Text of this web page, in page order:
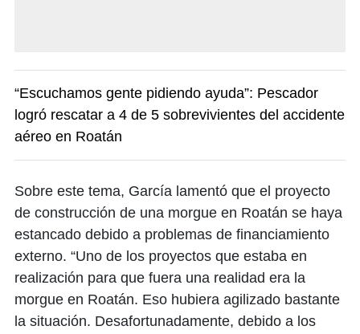
“Escuchamos gente pidiendo ayuda”: Pescador
logró rescatar a 4 de 5 sobrevivientes del accidente
aéreo en Roatán
Sobre este tema, García lamentó que el proyecto
de construcción de una morgue en Roatán se haya
estancado debido a problemas de financiamiento
externo. “Uno de los proyectos que estaba en
realización para que fuera una realidad era la
morgue en Roatán. Eso hubiera agilizado bastante
la situación. Desafortunadamente, debido a los